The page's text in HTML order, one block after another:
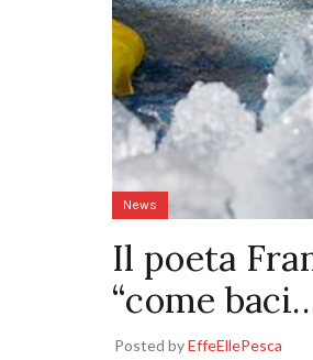
News
Il poeta
“come
Posted byEffeEllePesca